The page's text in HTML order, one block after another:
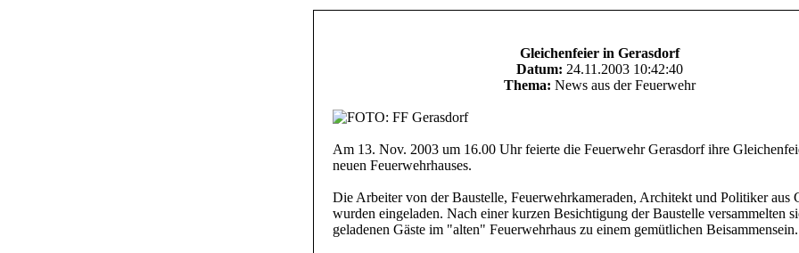
Gleichenfeier in Gerasdorf
Datum: 24.11.2003 10:42:40
Thema: News aus der Feuerwehr
Am 13. Nov. 2003 um 16.00 Uhr feierte die Feuerwehr Gerasdorf ihre
neuen Feuerwehrhauses.
Die Arbeiter von der Baustelle, Feuerwehrkameraden, Architekt und Politiker aus
wurden eingeladen. Nach einer kurzen Besichtigung der Baustelle versammelten
geladenen Gäste im "alten" Feuerwehrhaus zu einem gemütlichen Beisammensein.